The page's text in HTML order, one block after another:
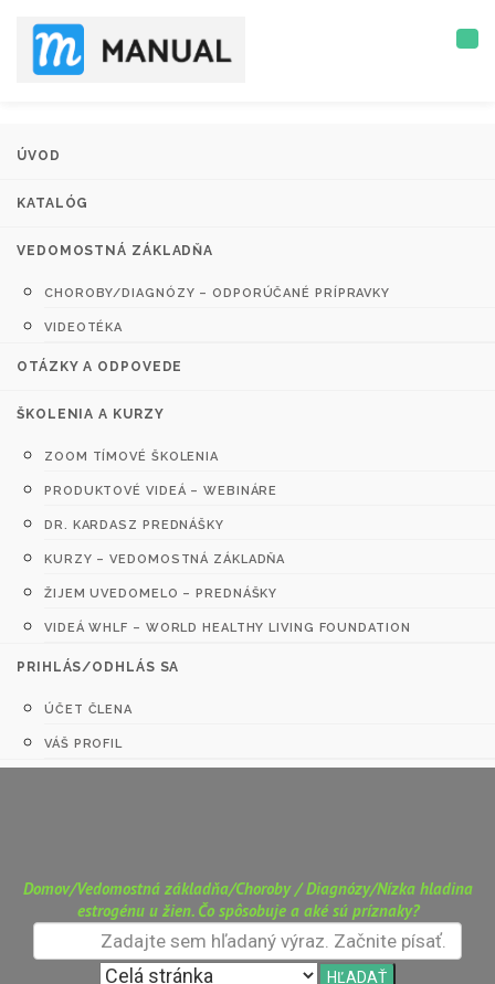
ÚVOD
KATALÓG
VEDOMOSTNÁ ZÁKLADŇA
CHOROBY/DIAGNÓZY – ODPORÚČANÉ PRÍPRAVKY
VIDEOTÉKA
OTÁZKY A ODPOVEDE
ŠKOLENIA A KURZY
ZOOM TÍMOVÉ ŠKOLENIA
PRODUKTOVÉ VIDEÁ – WEBINÁRE
DR. KARDASZ PREDNÁŠKY
KURZY – VEDOMOSTNÁ ZÁKLADŇA
ŽIJEM UVEDOMELO – PREDNÁŠKY
VIDEÁ WHLF – WORLD HEALTHY LIVING FOUNDATION
PRIHLÁS/ODHLÁS SA
ÚČET ČLENA
VÁŠ PROFIL
Domov/Vedomostná základňa/Choroby / Diagnózy/Nízka hladina
estrogénu u žien. Čo spôsobuje a aké sú príznaky?